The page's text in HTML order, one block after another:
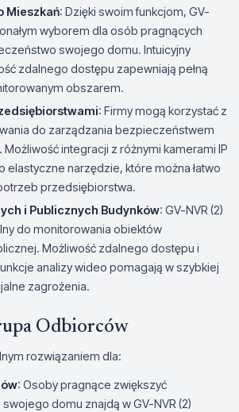
Mieszkań: Dzięki swoim funkcjom, GV-
wyborem dla osób pragnących
swojego domu. Intuicyjny
zdalnego dostępu zapewniają pełną
obszarem.
: Firmy mogą korzystać z
do zarządzania bezpieczeństwem
integracji z różnymi kamerami IP
elastyczne narzędzie, które można łatwo
przedsiębiorstwa.
i Publicznych Budynków: GV-NVR (2)
do monitorowania obiektów
Możliwość zdalnego dostępu i
analizy wideo pomagają w szybkiej
zagrożenia.
Odbiorców
rozwiązaniem dla:
: Osoby pragnące zwiększyć
domu znajdą w GV-NVR (2)